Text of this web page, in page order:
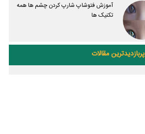
آموزش فتوشاپ شارپ کردن چشم ها همه
تکنیک ها
پربازدیدترین مقالات